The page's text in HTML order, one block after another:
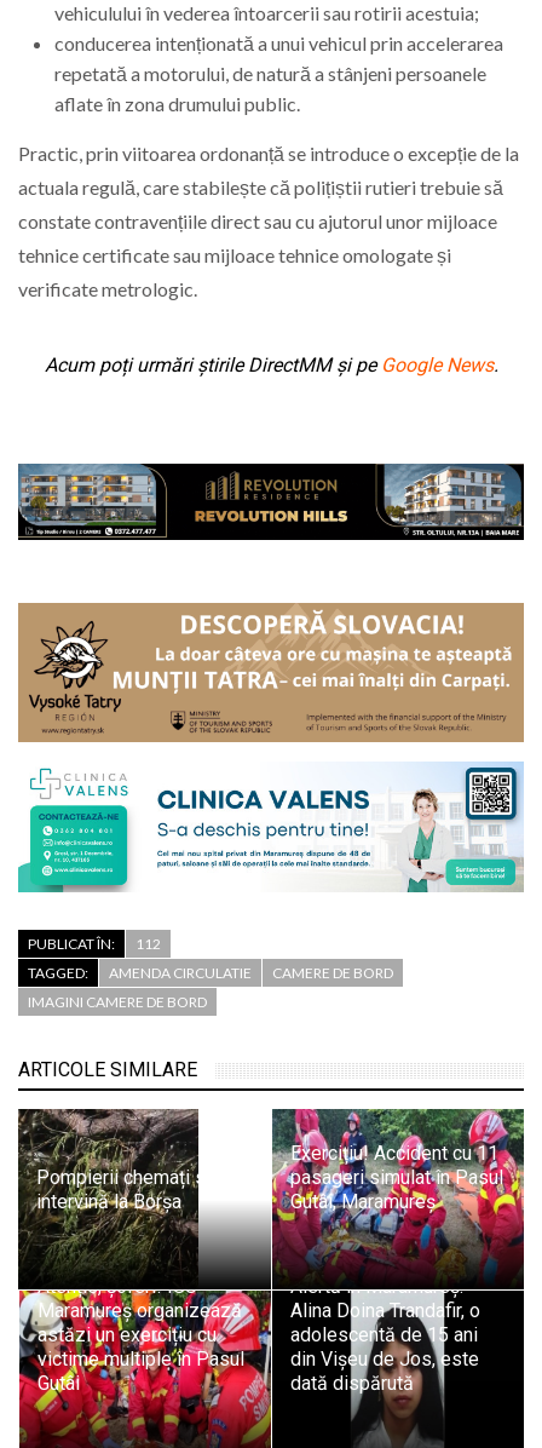
vehiculului în vederea întoarcerii sau rotirii acestuia;
conducerea intenționată a unui vehicul prin accelerarea
repetată a motorului, de natură a stânjeni persoanele
aflate în zona drumului public.
Practic, prin viitoarea ordonanță se introduce o excepție de la
actuala regulă, care stabilește că polițiștii rutieri trebuie să
constate contravențiile direct sau cu ajutorul unor mijloace
tehnice certificate sau mijloace tehnice omologate și
verificate metrologic.
Acum poți urmări știrile DirectMM și pe Google News.
PUBLICAT ÎN:
112
TAGGED:
AMENDA CIRCULATIE
CAMERE DE BORD
IMAGINI CAMERE DE BORD
ARTICOLE SIMILARE
Pompierii chemați să
intervină la Borșa
Exercițiu! Accident cu 11
pasageri simulat în Pasul
Gutâi, Maramureș
Atenție, șoferi! ISU
Maramureș organizează
astăzi un exercițiu cu
victime multiple în Pasul
Gutâi
Alertă în Maramureș:
Alina Doina Trandafir, o
adolescentă de 15 ani
din Vișeu de Jos, este
dată dispărută